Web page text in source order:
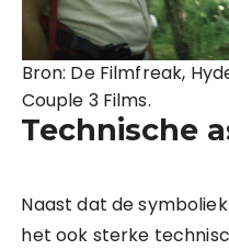
Bron: De Filmfreak,
Couple 3 Films.
Technische
Naast dat de
het ook sterke